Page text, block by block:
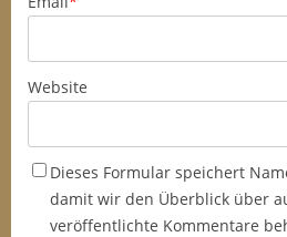
Website
Dieses Formular speichert
damit wir den Überblick über
veröffentlichte Kommentare